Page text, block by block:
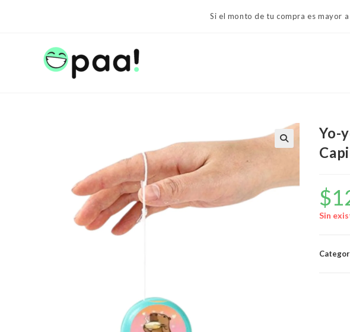
Si el monto de tu compra es mayor
Yo-
$
Sin